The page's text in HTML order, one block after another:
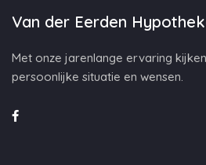
Van der Eerden
Met onze jarenlange ervaring
persoonlijke situatie en wensen.